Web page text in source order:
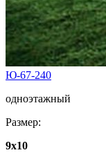
Ю-67-240
одноэтажный
Размер:
9x10